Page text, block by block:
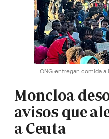
ONG entregan comida
Moncloa
avisos que
a Ceuta